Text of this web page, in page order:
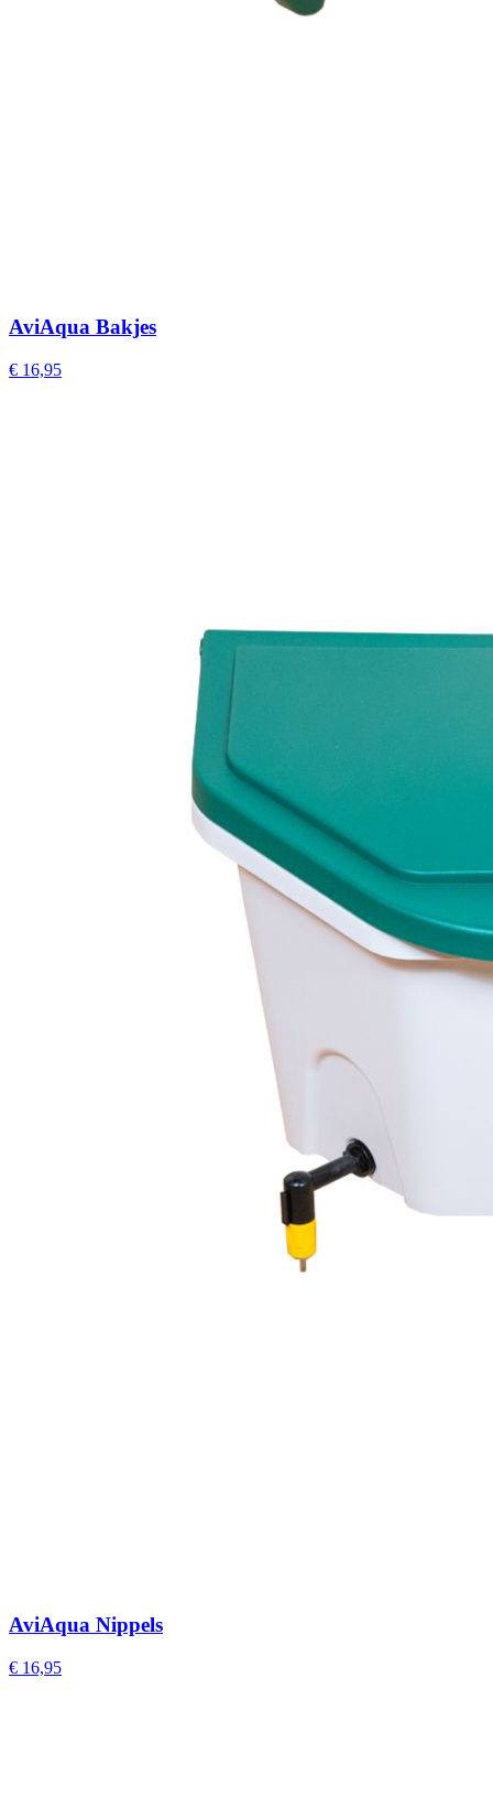
AviAqua Bakjes
€ 16,95
AviAqua Nippels
€ 16,95